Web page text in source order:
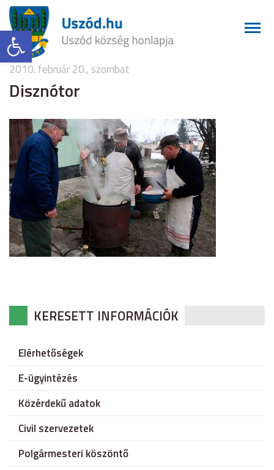
Eszköztár megnyitása
2010. február 20., szombat
Disznótor
KERESETT INFORMÁCIÓK
Elérhetőségek
E-ügyintézés
Közérdekű adatok
Civil szervezetek
Polgármesteri köszöntő